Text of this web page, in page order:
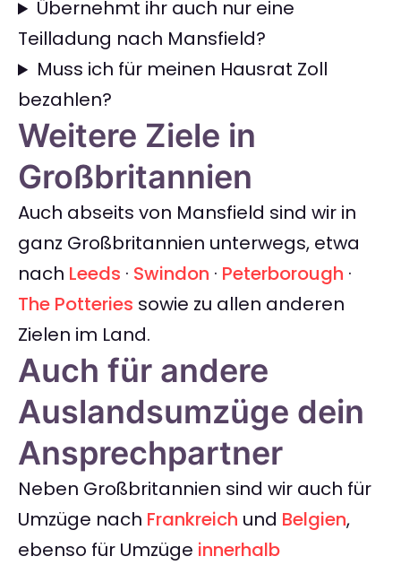
Übernehmt ihr auch nur eine
Teilladung nach Mansfield?
Muss ich für meinen Hausrat Zoll
bezahlen?
Weitere Ziele in
Großbritannien
Auch abseits von Mansfield sind wir in
ganz Großbritannien unterwegs, etwa
nach Leeds · Swindon · Peterborough ·
The Potteries sowie zu allen anderen
Zielen im Land.
Auch für andere
Auslandsumzüge dein
Ansprechpartner
Neben Großbritannien sind wir auch für
Umzüge nach Frankreich und Belgien,
ebenso für Umzüge innerhalb